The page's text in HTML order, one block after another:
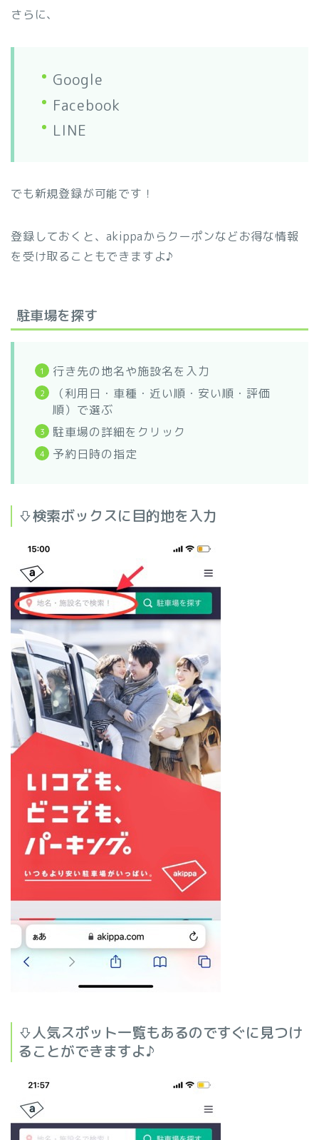
さらに、
Google
Facebook
LINE
でも新規登録が可能です！
登録しておくと、akippaからクーポンなどお得な情報
を受け取ることもできますよ♪
駐車場を探す
行き先の地名や施設名を入力
（利用日・車種・近い順・安い順・評価
順）で選ぶ
駐車場の詳細をクリック
予約日時の指定
⇩検索ボックスに目的地を入力
⇩人気スポット一覧もあるのですぐに見つけ
ることができますよ♪